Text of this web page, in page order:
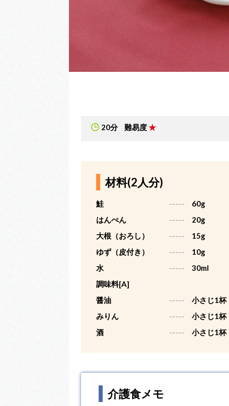
20分 難易度★
材料(2人分)
鮭 -----
60g
はんぺん
-----
20g
大根（おろし）
-----
15g
ゆず（皮付き）
-----
10g
水
-----
30ml
調味料[A]
醤油
-----
小さじ1杯
みりん
-----
小さじ1杯
酒
----- 小さじ1杯
介護食メモ